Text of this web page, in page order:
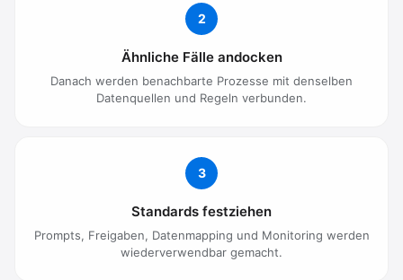
2
Ähnliche Fälle andocken
Danach werden benachbarte Prozesse mit denselben
Datenquellen und Regeln verbunden.
3
Standards festziehen
Prompts, Freigaben, Datenmapping und Monitoring werden
wiederverwendbar gemacht.